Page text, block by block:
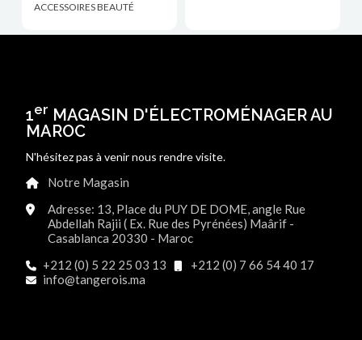
ACCESSOIRES BEAUTÉ
1er MAGASIN D'ÉLECTROMÉNAGER AU
MAROC
N'hésitez pas à venir nous rendre visite.
Notre Magasin
Adresse: 13, Place du PUY DE DOME, angle Rue
Abdellah Rajii ( Ex. Rue des Pyrénées) Maârif -
Casablanca 20330 - Maroc
+212 (0) 5 22 25 03 13
+212 (0) 7 66 54 40 17
info@tangerois.ma